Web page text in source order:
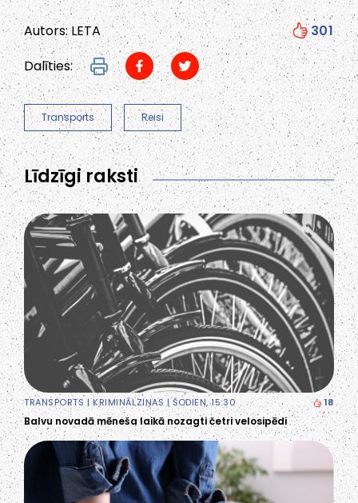
Autors: LETA
301
Dalīties:
Transports Reisi
Līdzīgi raksti
TRANSPORTS |KRIMINĀLZIŅAS | ŠODIEN, 15:30 18
Balvu novadā mēneša laikā nozagti četri velosipēdi